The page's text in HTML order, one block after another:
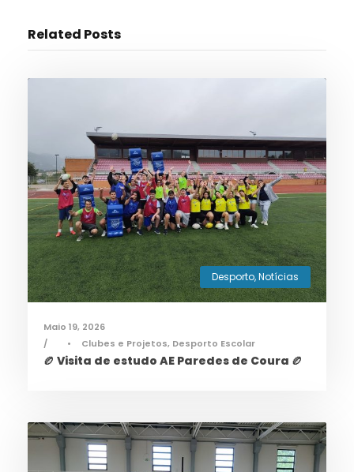
Related Posts
Desporto,Notícias
Maio 19, 2026
•
Clubes e Projetos, Desporto Escolar
🏉 Visita de estudo AE Paredes de Coura 🏉